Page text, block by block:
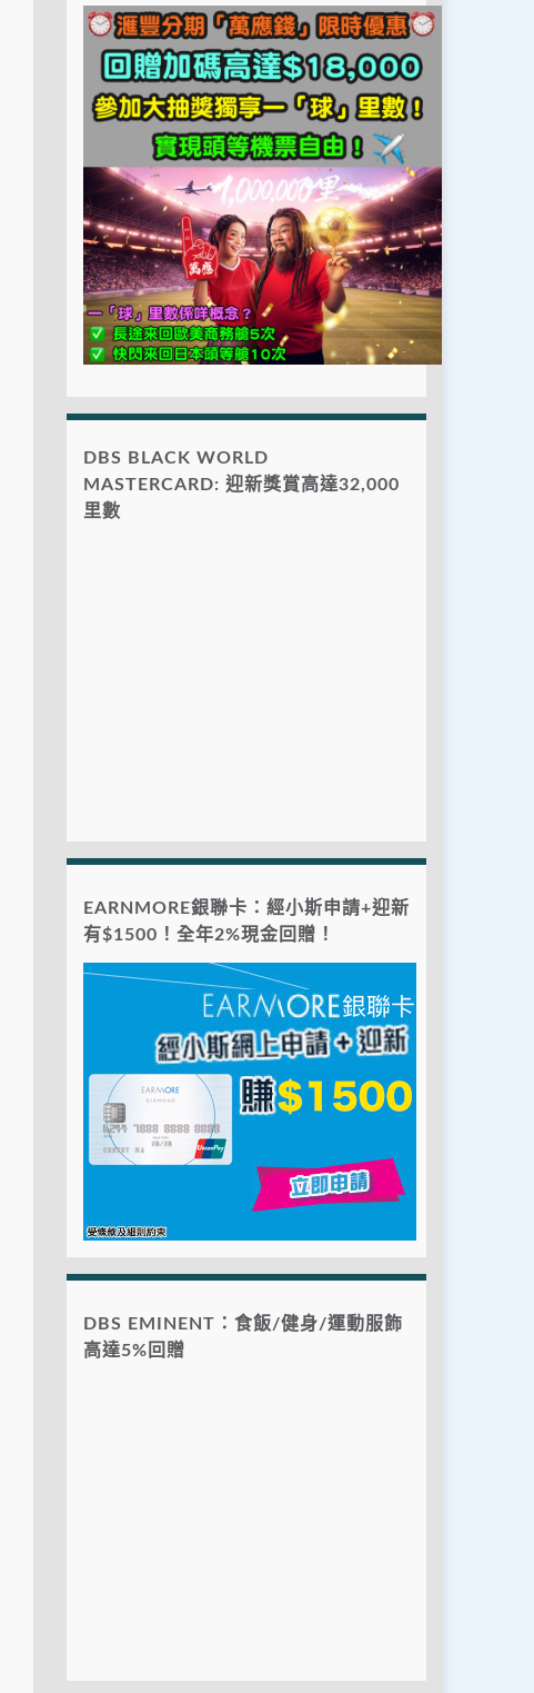
DBS BLACK WORLD
MASTERCARD: 迎新獎賞高達32,000
里數
EARNMORE銀聯卡：經小斯申請+迎新
有$1500！全年2%現金回贈！
DBS EMINENT：食飯/健身/運動服飾
高達5%回贈